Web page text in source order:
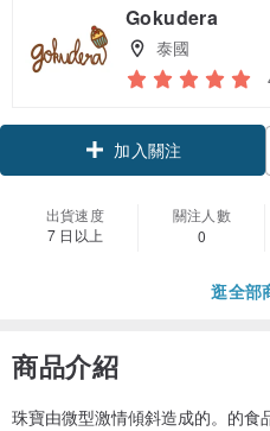
Gokudera
泰國
加入關注
出貨速度
7 日以上
關注人數
0
逛全部
商品介紹
珠寶由微型激情傾斜造成的。的